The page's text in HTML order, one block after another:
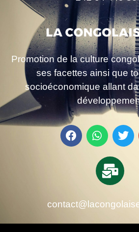
Promotion de la culture
ses facettes ainsi que
socioéconomique allant